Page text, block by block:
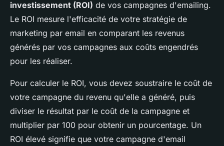
investissement (ROI) de vos campagnes d'emailing.
Le ROI mesure l'efficacité de votre stratégie de
marketing par email en comparant les revenus
générés par vos campagnes aux coûts engendrés
pour les réaliser.
Pour calculer le ROI, vous devez soustraire le coût de
votre campagne du revenu qu'elle a généré, puis
diviser le résultat par le coût de la campagne et
multiplier par 100 pour obtenir un pourcentage. Un
ROI élevé signifie que votre campagne d'email